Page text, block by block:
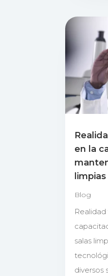
en la
limpias
Blog
salas
diversos